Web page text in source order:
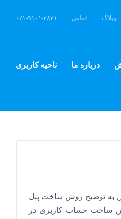
ناحیه کاربری درباره ما
۰۷۱-۹۱۰۱-۲۸۲۱ تماس وبلاگ
به توضیح روش ساخت پنل
ساخت حساب کاربری در